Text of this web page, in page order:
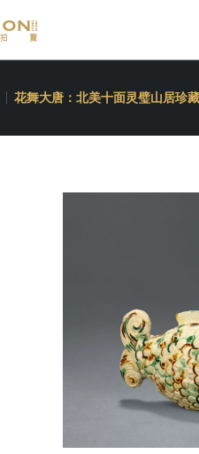
花舞大唐：北美十面灵璧山居珍